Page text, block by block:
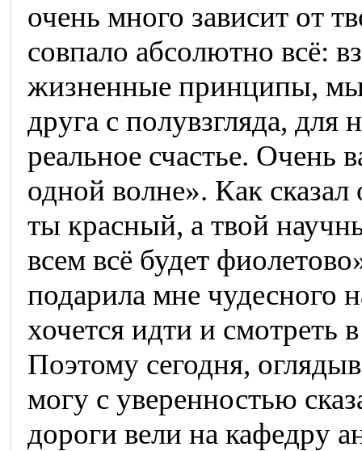
очень много зависит от
совпало абсолютно всё:
жизненные принципы,
друга с полувзгляда, для
реальное счастье. Очень
одной волне». Как
ты красный, а твой
всем всё будет
подарила мне чудесного
хочется идти и смотреть
Поэтому сегодня,
могу с уверенностью
дороги вели на кафедру